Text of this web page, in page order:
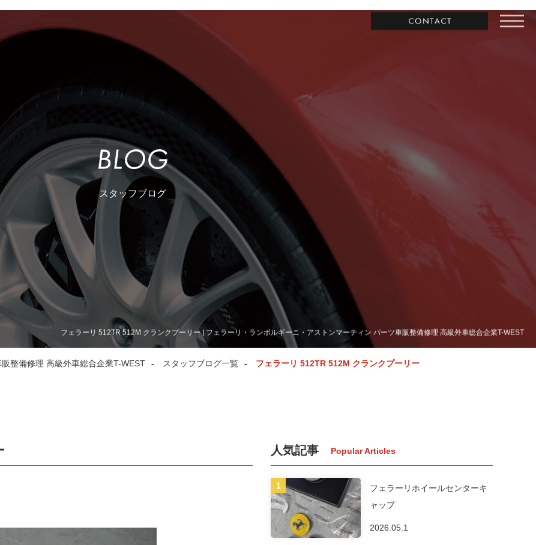
フェラーリ 512TR 512M クランクプーリー | フェラーリ・ランボルギーニ・アストンマーティン パーツ車販整備修理 高級外車総合企業T-WEST
スタッフブログ
整備修理 高級外車総合企業T-WEST スタッフブログ一覧 フェラーリ 512TR 512M クランクプーリー
人気記事
フェラーリホイールセンターキ
ャップ
2026.05.1